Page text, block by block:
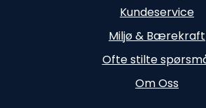
Kundeservice
Miljø & Bærekraft
Ofte stilte
Om Oss